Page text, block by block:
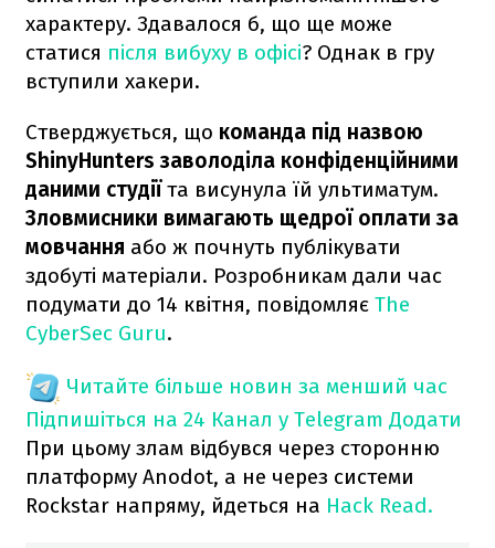
характеру. Здавалося б, що ще може
статися після вибуху в офісі? Однак в гру
вступили хакери.
Стверджується, що команда під назвою
ShinyHunters заволоділа конфіденційними
даними студіїта висунула їй ультиматум.
Зловмисники вимагають щедрої оплати за
мовчання або ж почнуть публікувати
здобуті матеріали. Розробникам дали час
подумати до 14 квітня, повідомляє The
CyberSec Guru.
Читайте більше новин за менший час
Підпишіться на 24 Канал у Telegram Додати
При цьому злам відбувся через сторонню
платформу Anodot, а не через системи
Rockstar напряму, йдеться на Hack Read.